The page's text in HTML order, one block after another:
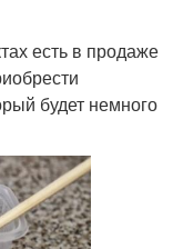
есть в продаже
будет немного